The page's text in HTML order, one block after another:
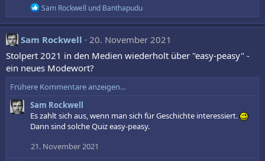
R
e
a
k
t
i
n
e
n
:
Sam Rockwell und Banthapudu
Sam Rockwell
20. November 2021
Stolpert 2021 in den Medien wiederholt über "easy-peasy" -
ein neues Modewort?
Frühere Kommentare anzeigen…
Sam Rockwell
Es zahlt sich aus, wenn man sich für Geschichte interessiert.
Dann sind solche Quiz easy-peasy.
21. November 2021